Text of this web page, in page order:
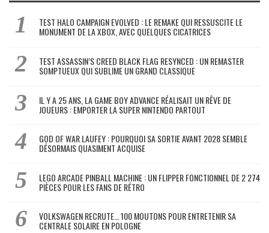
TEST HALO CAMPAIGN EVOLVED : LE REMAKE QUI RESSUSCITE LE
MONUMENT DE LA XBOX, AVEC QUELQUES CICATRICES
TEST ASSASSIN’S CREED BLACK FLAG RESYNCED : UN REMASTER
SOMPTUEUX QUI SUBLIME UN GRAND CLASSIQUE
IL Y A 25 ANS, LA GAME BOY ADVANCE RÉALISAIT UN RÊVE DE
JOUEURS : EMPORTER LA SUPER NINTENDO PARTOUT
GOD OF WAR LAUFEY : POURQUOI SA SORTIE AVANT 2028 SEMBLE
DÉSORMAIS QUASIMENT ACQUISE
LEGO ARCADE PINBALL MACHINE : UN FLIPPER FONCTIONNEL DE 2 274
PIÈCES POUR LES FANS DE RÉTRO
VOLKSWAGEN RECRUTE… 100 MOUTONS POUR ENTRETENIR SA
CENTRALE SOLAIRE EN POLOGNE